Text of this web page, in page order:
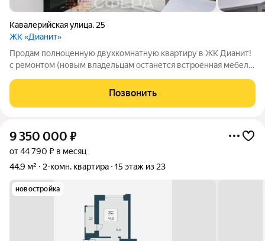
Кавалерийская улица, 25
ЖК «Дианит»
Продам полноценную двухкомнатную квартиру в ЖК Дианит!
с ремонтом (новым владельцам останется встроенная мебель,
Комфорт+ - Безопасность на высшем уровне. Закрытая
территория с круглосуточной охраной и
Позвонить
9 350 000 ₽
от 44 790 ₽ в месяц
44,9 м²
2-комн. квартира 15 этаж из 23
новостройка